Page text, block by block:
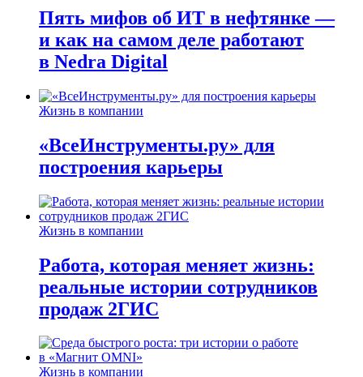
Пять мифов об ИТ в нефтянке —
и как на самом деле работают
в Nedra Digital
Жизнь в компании
«ВсеИнструменты.ру» для
построения карьеры
Жизнь в компании
Работа, которая меняет жизнь:
реальные истории сотрудников
продаж 2ГИС
Жизнь в компании